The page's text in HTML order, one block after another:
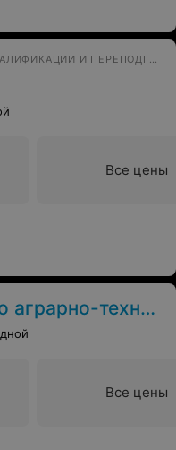
ЦЕНТР ПОДГОТОВКИ, ПОВЫШЕНИЯ КВАЛИФИКАЦИИ И ПЕРЕПОДГОТОВКИ РАБОЧИХ, АВТОДРОМ
Все цены
профлицея
Все цены